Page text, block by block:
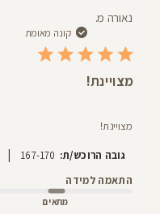
נאורה מ.
קונה מאומת
מצויינת!
מצויינת!
גובה הרוכש/ת: 167-170
|
התאמה למידה
מתאים